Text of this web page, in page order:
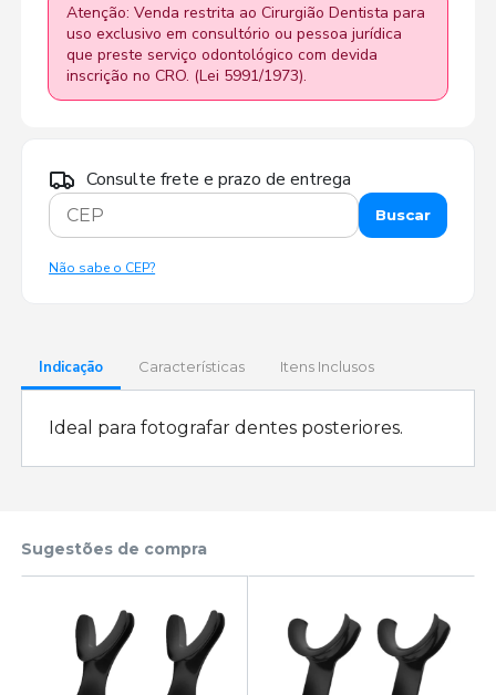
Atenção: Venda restrita ao Cirurgião Dentista para
uso exclusivo em consultório ou pessoa jurídica
que preste serviço odontológico com devida
inscrição no CRO. (Lei 5991/1973).
Consulte frete e prazo de entrega
Buscar
Não sabe o CEP?
Indicação Características Itens Inclusos
Ideal para fotografar dentes posteriores.
Sugestões de compra